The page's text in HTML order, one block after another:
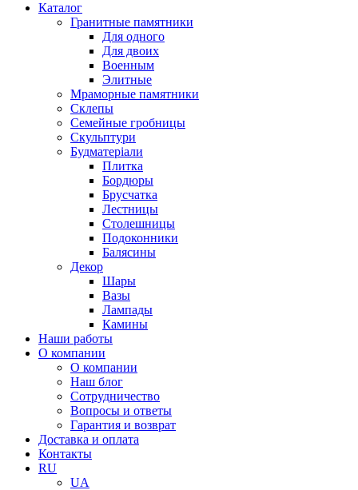
Каталог
Гранитные памятники
Для одного
Для двоих
Военным
Элитные
Мраморные памятники
Склепы
Семейные гробницы
Скульптури
Будматеріали
Плитка
Бордюры
Брусчатка
Лестницы
Столешницы
Подоконники
Балясины
Декор
Шары
Вазы
Лампады
Камины
Наши работы
О компании
О компании
Наш блог
Сотрудничество
Вопросы и ответы
Гарантия и возврат
Доставка и оплата
Контакты
RU
UA